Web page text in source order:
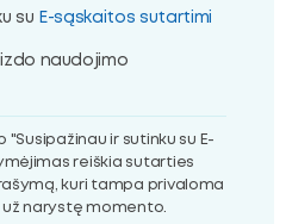
su E-sąskaitos sutartimi
naudojimo
ir sutinku su E-
reiškia sutarties
kuri tampa privaloma
narystę momento.